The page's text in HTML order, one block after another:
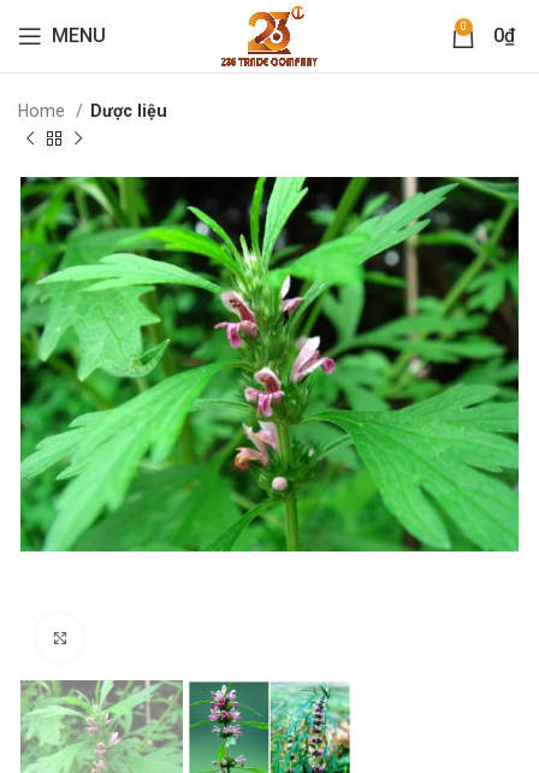
MENU 0 0₫
Home Dược liệu